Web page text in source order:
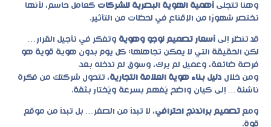
وهنا تتجلى أهمية الهوية البصرية للشركات كعامل حاسم، لأنها
تختصر شهورًا من الإقناع في لحظات من التأثير.
قد تنظر إلى أسعار تصميم لوجو وهوية وتفكر في تأجيل القرار…
لكن الحقيقة التي لا يمكن تجاهلها: كل يوم بدون هوية قوية هو
فرصة ضائعة، وعميل لم يرك، وسوق لم تدخله بعد.
ومن خلال دليل بناء هوية العلامة التجارية، تتحول شركتك من فكرة
ناشئة… إلى كيان واضح يُفهم بسرعة ويُختار بثقة.
ومع تصميم براندنج احترافي، لا تبدأ من الصفر… بل تبدأ من موقع
قوة.